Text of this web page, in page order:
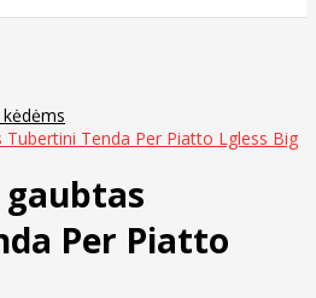
Tenda Per Piatto Lgless Big
Per Piatto